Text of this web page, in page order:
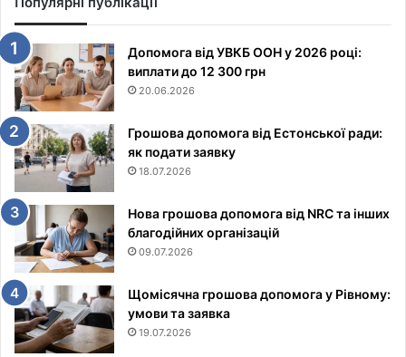
Допомога від УВКБ ООН у 2026 році:
виплати до 12 300 грн
20.06.2026
Грошова допомога від Естонської ради:
як подати заявку
18.07.2026
Нова грошова допомога від NRC та інших
благодійних організацій
09.07.2026
Щомісячна грошова допомога у Рівному:
умови та заявка
19.07.2026